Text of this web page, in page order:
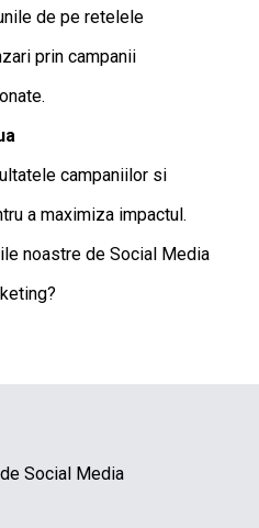
de pe retelele
prin campanii
campaniilor si
a maximiza impactul.